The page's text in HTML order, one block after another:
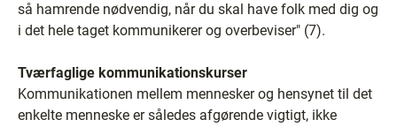
så hamrende nødvendig, når du skal have folk med dig og
i det hele taget kommunikerer og overbeviser" (7).
Tværfaglige kommunikationskurser
Kommunikationen mellem mennesker og hensynet til det
enkelte menneske er således afgørende vigtigt, ikke